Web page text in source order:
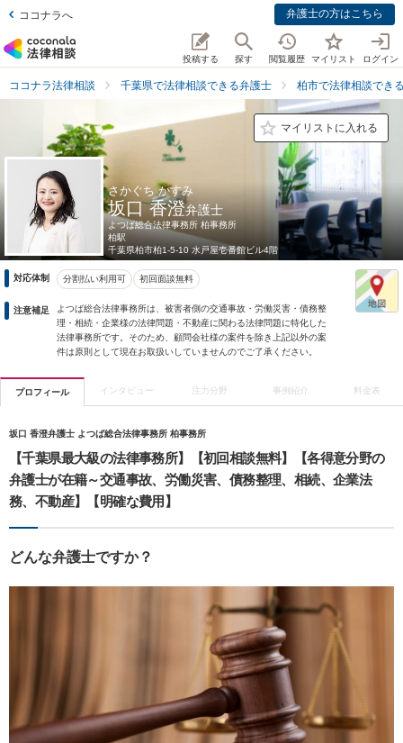
ココナラへ 弁護士の方はこちら
投稿する 探す 閲覧履歴 マイリスト ログイン
ココナラ法律相談 千葉県で法律相談できる弁護士 柏市で法律相談でき
マイリストに入れる
さかぐち かすみ
坂口 香澄弁護士
よつば総合法律事務所 柏事務所
柏駅
千葉県柏市柏1-5-10 水戸屋壱番館ビル4階
対応体制 分割払い利用可 初回面談無料
注意補足
よつば総合法律事務所は、被害者側の交通事故・労働災害・債務整
理・相続・企業様の法律問題・不動産に関わる法律問題に特化した
法律事務所です。そのため、顧問会社様の案件を除き上記以外の案
件は原則として現在お取扱いしていませんのでご了承ください。
プロフィール インタビュー 注力分野 事例紹介 料金表
坂口 香澄弁護士 よつば総合法律事務所 柏事務所
【千葉県最大級の法律事務所】【初回相談無料】【各得意分野の
弁護士が在籍～交通事故、労働災害、債務整理、相続、企業法
務、不動産】【明確な費用】
どんな弁護士ですか？